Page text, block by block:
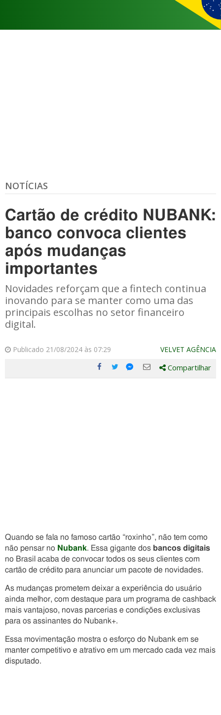
NOTÍCIAS
Cartão de crédito NUBANK:
banco convoca clientes
após mudanças
importantes
Novidades reforçam que a fintech continua
inovando para se manter como uma das
principais escolhas no setor financeiro
digital.
Publicado 21/08/2024 às 07:29 VELVET AGÊNCIA
Compartilhe
Compartilhe
Compartilhe
Compartilhe
Compartilhar
Quando se fala no famoso cartão “roxinho”, não tem como
não pensar no Nubank. Essa gigante dos bancos digitais
no Brasil acaba de convocar todos os seus clientes com
cartão de crédito para anunciar um pacote de novidades.
As mudanças prometem deixar a experiência do usuário
ainda melhor, com destaque para um programa de cashback
mais vantajoso, novas parcerias e condições exclusivas
para os assinantes do Nubank+.
Essa movimentação mostra o esforço do Nubank em se
manter competitivo e atrativo em um mercado cada vez mais
disputado.